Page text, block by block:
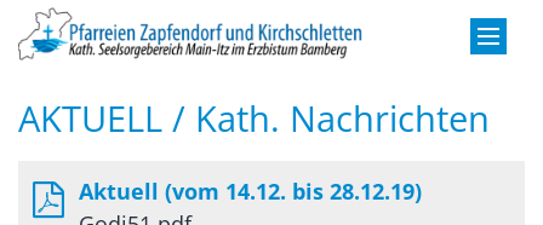
Zum Inhalt springen
AKTUELL / Kath. Nachrichten
Aktuell (vom 14.12. bis 28.12.19)